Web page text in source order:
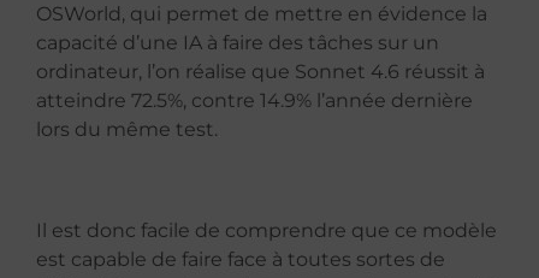
OSWorld, qui permet de mettre en évidence la
capacité d’une IA à faire des tâches sur un
ordinateur, l’on réalise que Sonnet 4.6 réussit à
atteindre 72.5%, contre 14.9% l’année dernière
lors du même test.
Il est donc facile de comprendre que ce modèle
est capable de faire face à toutes sortes de